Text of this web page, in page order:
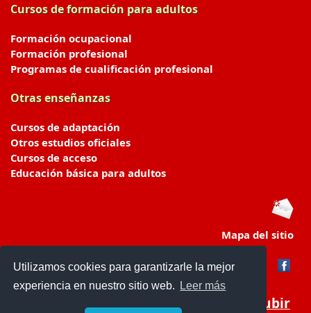
Utilizamos cookies para garantizarle la mejor
experiencia en nuestro sitio web.
Leer más
Cursos de formación para adultos
Formación ocupacional
Formación profesional
Programas de cualificación profesional
Otras enseñanzas
Cursos de adaptación
Otros estudios oficiales
Cursos de acceso
Educación básica para adultos
Mapa del sitio
Subir